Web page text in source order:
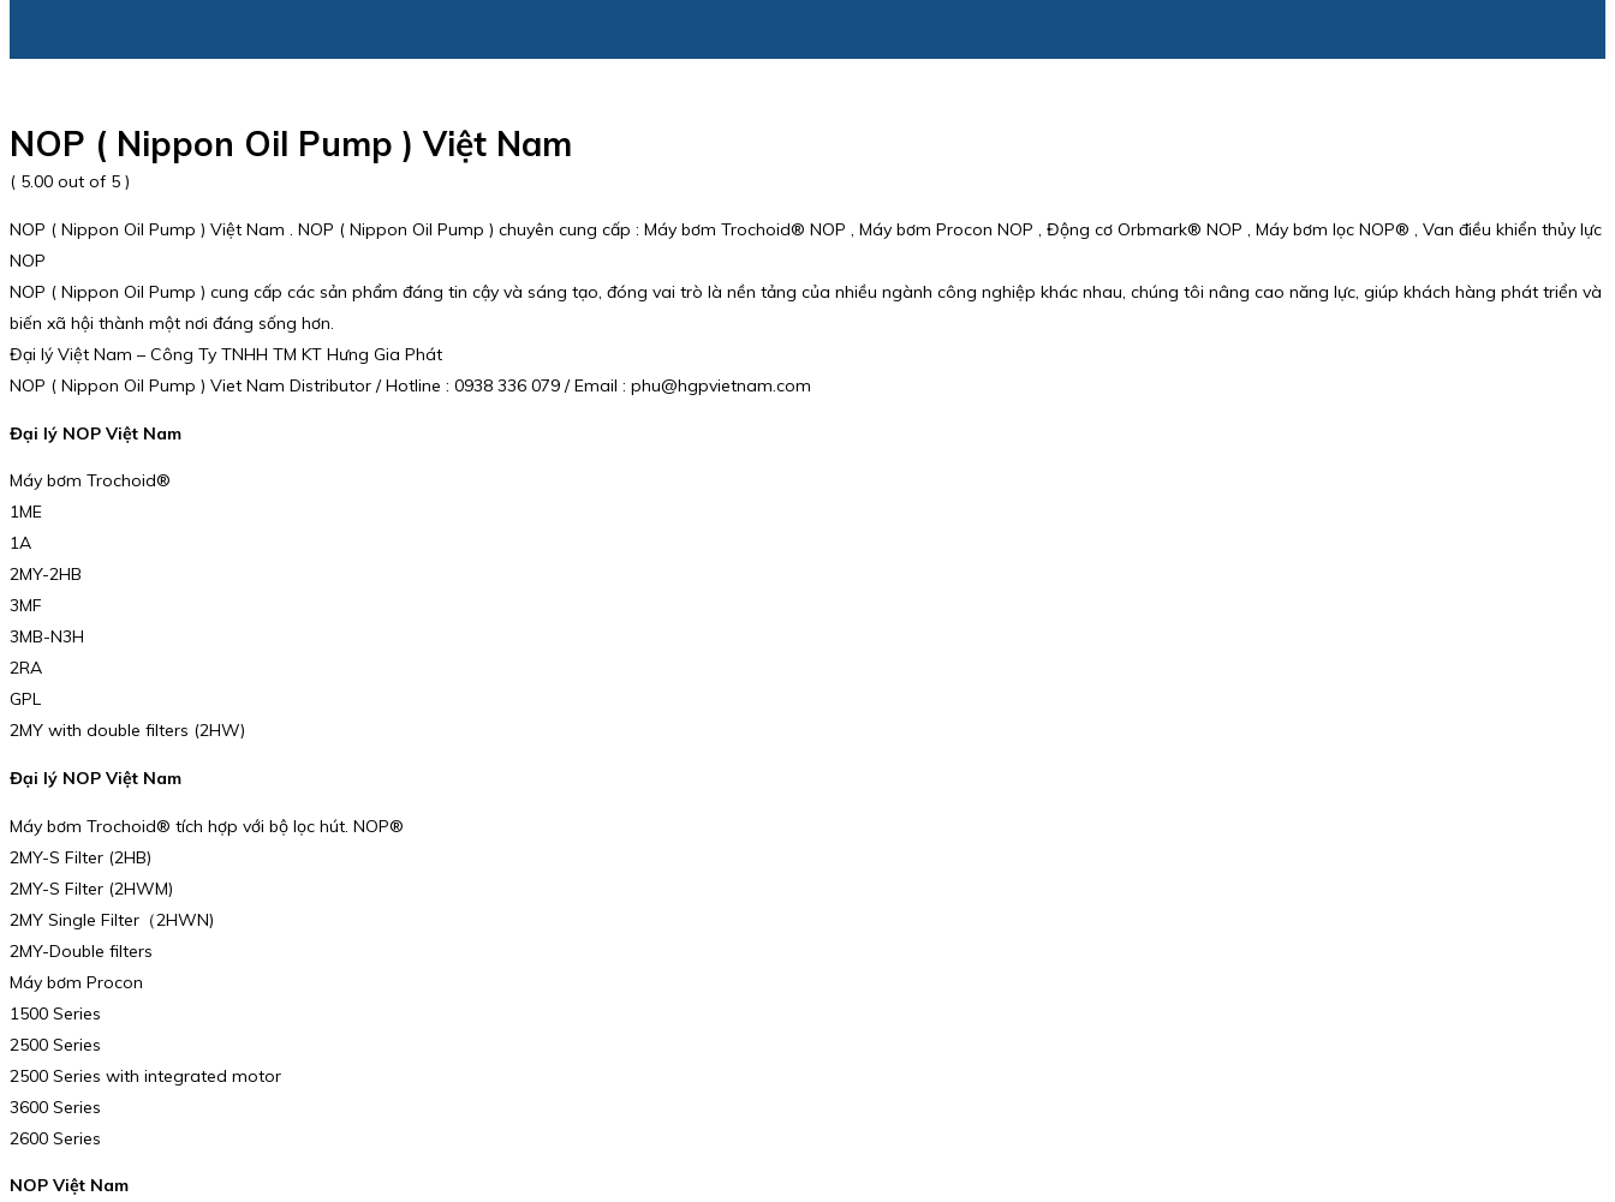
NOP ( Nippon Oil Pump ) Việt Nam
( 5.00 out of 5 )
NOP ( Nippon Oil Pump ) Việt Nam . NOP ( Nippon Oil Pump ) chuyên cung cấp : Máy bơm Trochoid® NOP , Máy bơm Procon NOP , Động cơ Orbmark® NOP , Máy bơm lọc NOP® , Van điều khiển thủy lực
NOP
NOP ( Nippon Oil Pump ) cung cấp các sản phẩm đáng tin cậy và sáng tạo, đóng vai trò là nền tảng của nhiều ngành công nghiệp khác nhau, chúng tôi nâng cao năng lực, giúp khách hàng phát triển và
biến xã hội thành một nơi đáng sống hơn.
Đại lý Việt Nam – Công Ty TNHH TM KT Hưng Gia Phát
NOP ( Nippon Oil Pump ) Viet Nam Distributor / Hotline : 0938 336 079 / Email : phu@hgpvietnam.com
Đại lý NOP Việt Nam
Máy bơm Trochoid®
1ME
1A
2MY-2HB
3MF
3MB-N3H
2RA
GPL
2MY with double filters (2HW)
Đại lý NOP Việt Nam
Máy bơm Trochoid® tích hợp với bộ lọc hút. NOP®
2MY-S Filter (2HB)
2MY-S Filter (2HWM)
2MY Single Filter（2HWN)
2MY-Double filters
Máy bơm Procon
1500 Series
2500 Series
2500 Series with integrated motor
3600 Series
2600 Series
NOP Việt Nam